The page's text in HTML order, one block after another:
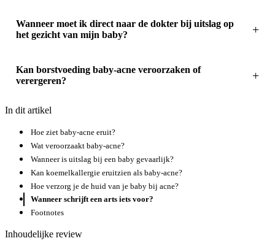
Wanneer moet ik direct naar de dokter bij uitslag op
het gezicht van mijn baby?
Kan borstvoeding baby-acne veroorzaken of
verergeren?
In dit artikel
Hoe ziet baby-acne eruit?
Wat veroorzaakt baby-acne?
Wanneer is uitslag bij een baby gevaarlijk?
Kan koemelkallergie eruitzien als baby-acne?
Hoe verzorg je de huid van je baby bij acne?
Wanneer schrijft een arts iets voor?
Footnotes
Inhoudelijke review